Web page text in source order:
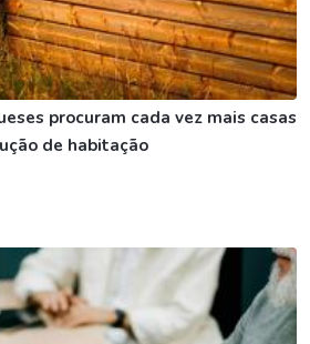
procuram cada vez mais casas
de habitação